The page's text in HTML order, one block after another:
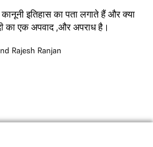
इतिहास का पता लगाते हैं और क्या
का एक अपवाद ,और अपराध है।
Rajesh Ranjan